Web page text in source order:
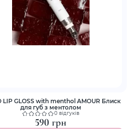
LIP GLOSS with menthol AMOUR Блиск
для губ з ментолом
0 відгуків
590 грн